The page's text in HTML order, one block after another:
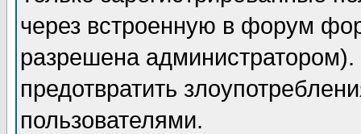
через встроенную в форум
разрешена
предотвратить
пользователями.